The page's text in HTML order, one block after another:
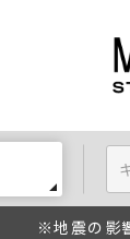
※地震の影